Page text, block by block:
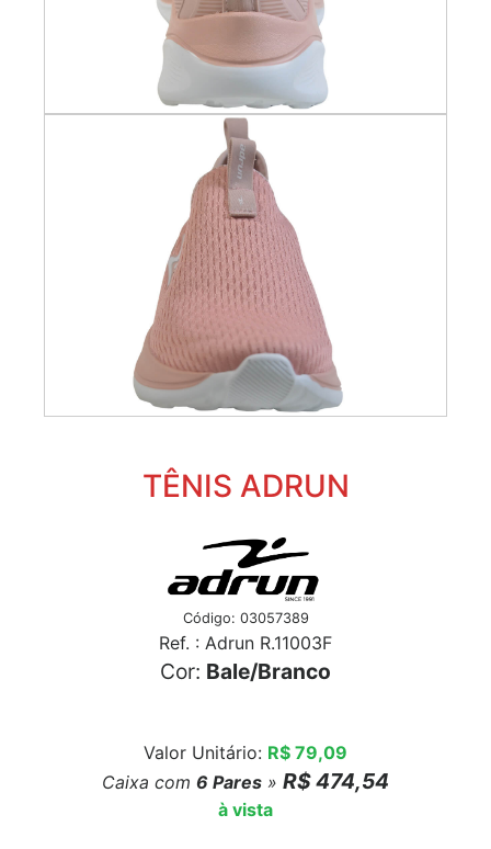
TÊNIS ADRUN
Código: 03057389
Ref. : Adrun R.11003F
Cor: Bale/Branco
Valor Unitário: R$ 79,09
Caixa com 6 Pares » R$ 474,54
à vista